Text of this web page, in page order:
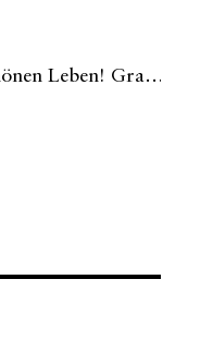
Leben! Gra…